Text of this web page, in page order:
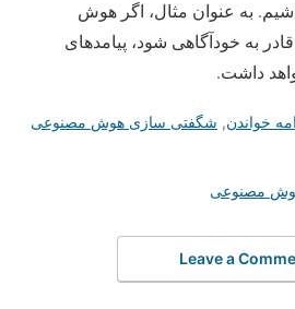
به عنوان مثال، اگر هوش
به خودآگاهی شود، پیامدهای
داشت.
خواندن, شگفتی سازی هوش مصنوعی
مصنوعی
Leave a